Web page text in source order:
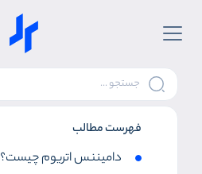
فهرست مطالب
دامیننس اتریوم چیست؟